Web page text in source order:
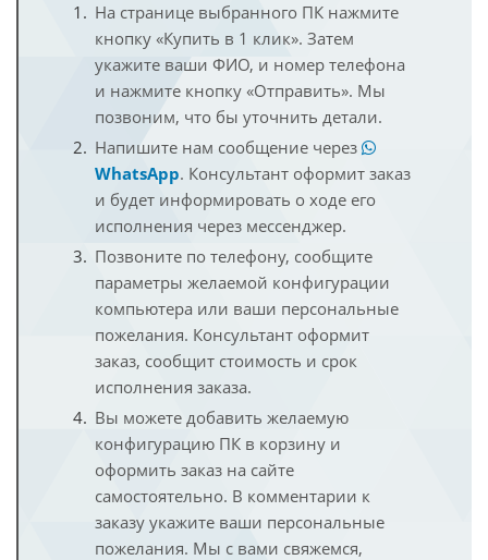
На странице выбранного ПК нажмите
кнопку «Купить в 1 клик». Затем
укажите ваши ФИО, и номер телефона
и нажмите кнопку «Отправить». Мы
позвоним, что бы уточнить детали.
Напишите нам сообщение через
WhatsApp. Консультант оформит заказ
и будет информировать о ходе его
исполнения через мессенджер.
Позвоните по телефону, сообщите
параметры желаемой конфигурации
компьютера или ваши персональные
пожелания. Консультант оформит
заказ, сообщит стоимость и срок
исполнения заказа.
Вы можете добавить желаемую
конфигурацию ПК в корзину и
оформить заказ на сайте
самостоятельно. В комментарии к
заказу укажите ваши персональные
пожелания. Мы с вами свяжемся,